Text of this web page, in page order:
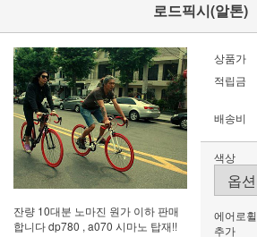
로드픽시(알톤)
잔량 10대분 노마진 원가 이하 판매
합니다 dp780 , a070 시마노 탑재!!
상품가
적립금
배송비
색상
에어로휠
추가